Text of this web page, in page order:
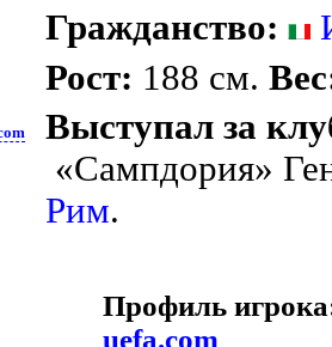
Гражданство:
Рост: 188 см.
Выступал за
«Сампдория»
Рим.
Профиль
uefa.com